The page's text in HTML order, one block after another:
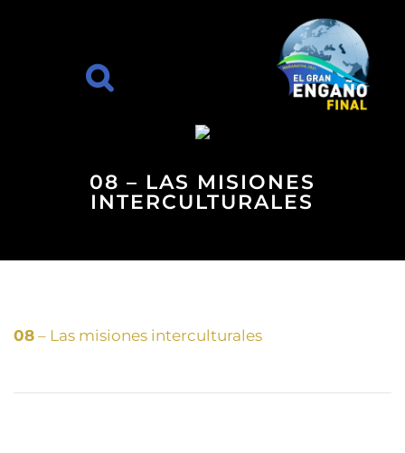
08 – LAS MISIONES
INTERCULTURALES
08 – Las misiones interculturales